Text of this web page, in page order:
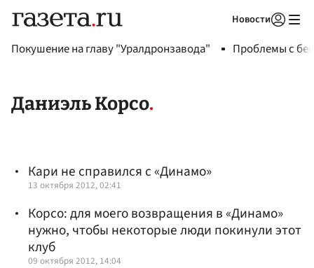
Новости
Покушение на главу "Уралдронзавода" Проблемы с
Даниэль Корсо
Кари не справился с «Динамо»
13 октября 2012, 02:41
Корсо: для моего возвращения в «Динамо»
нужно, чтобы некоторые люди покинули этот
клуб
09 октября 2012, 14:04